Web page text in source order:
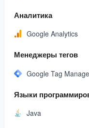
Аналитика
Google Analytics
Менеджеры тегов
Google Tag
Языки
Java